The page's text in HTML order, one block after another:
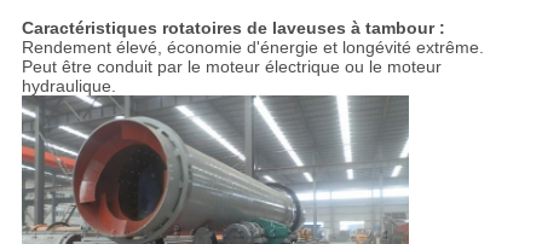
Caractéristiques rotatoires de laveuses à tambour :
Rendement élevé, économie d'énergie et longévité extrême.
Peut être conduit par le moteur électrique ou le moteur
hydraulique.